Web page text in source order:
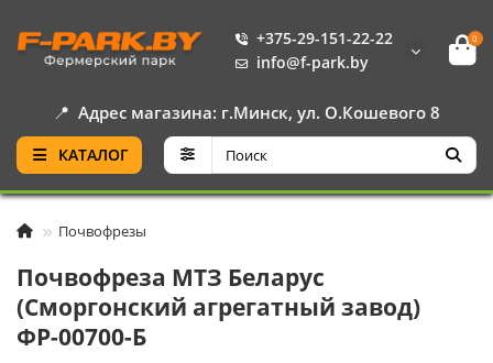
+375-29-151-22-22
info@f-park.by
0
📍 Адрес магазина: г.Минск, ул. О.Кошевого 8
КАТАЛОГ
Почвофрезы
Почвофреза МТЗ Беларус
(Сморгонский агрегатный завод)
ФР-00700-Б